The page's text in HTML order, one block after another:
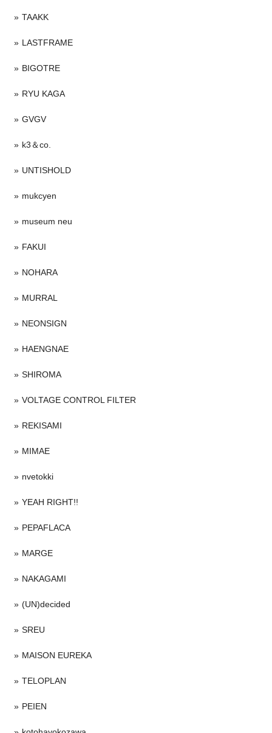
TAAKK
LASTFRAME
BIGOTRE
RYU KAGA
GVGV
k3＆co.
UNTISHOLD
mukcyen
museum neu
FAKUI
NOHARA
MURRAL
NEONSIGN
HAENGNAE
SHIROMA
VOLTAGE CONTROL FILTER
REKISAMI
MIMAE
nvetokki
YEAH RIGHT!!
PEPAFLACA
MARGE
NAKAGAMI
(UN)decided
SREU
MAISON EUREKA
TELOPLAN
PEIEN